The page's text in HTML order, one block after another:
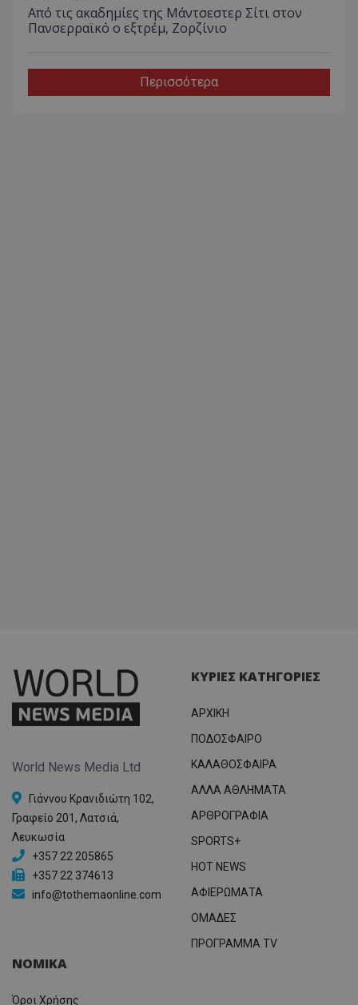
Από τις ακαδημίες της Μάντσεστερ Σίτι στον
Πανσερραϊκό ο εξτρέμ, Ζορζίνιο
Περισσότερα
World News Media Ltd
Γιάννου Κρανιδιώτη 102,
Γραφείο 201, Λατσιά,
Λευκωσία
+357 22 205865
+357 22 374613
info@tothemaonline.com
ΚΥΡΙΕΣ ΚΑΤΗΓΟΡΙΕΣ
ΑΡΧΙΚΗ
ΠΟΔΟΣΦΑΙΡΟ
ΚΑΛΑΘΟΣΦΑΙΡΑ
ΑΛΛΑ ΑΘΛΗΜΑΤΑ
ΑΡΘΡΟΓΡΑΦΙΑ
SPORTS+
HOT NEWS
ΑΦΙΕΡΩΜΑΤΑ
ΟΜΑΔΕΣ
ΠΡΟΓΡΑΜΜΑ TV
ΝΟΜΙΚΑ
Όροι Χρήσης